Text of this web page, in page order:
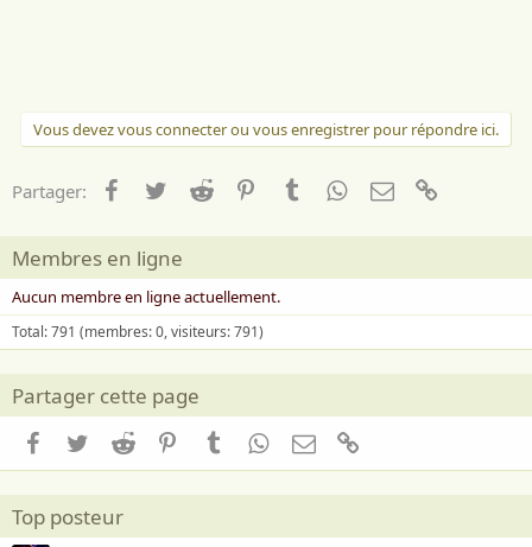
Vous devez vous connecter ou vous enregistrer pour répondre ici.
Partager: Facebook
TwitterReddit PinterestTumblrWhatsApp
Email
Membres en ligne
Aucun membre en ligne actuellement.
Total: 791 (membres: 0, visiteurs: 791)
Partager cette page
Facebook
TwitterReddit PinterestTumblrWhatsApp
Email
Top posteur